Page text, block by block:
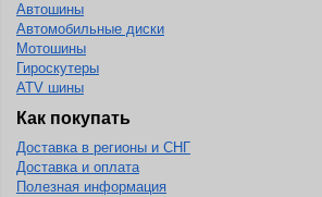
Автошины
Автомобильные диски
Мотошины
Гироскутеры
ATV шины
Как покупать
Доставка в регионы и СНГ
Доставка и оплата
Полезная информация